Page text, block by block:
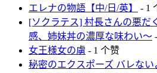
エレナの物語【中/日/英】
- 1
[ソクラテス] 村長さんの悪だ
感、姉妹丼の濃厚な味わい～
女王様女の虜 - 1 个赞
秘密のエクスポーズ バレな